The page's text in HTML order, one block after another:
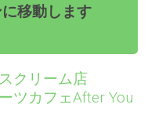
移動します
クリーム店
ツカフェAfter You